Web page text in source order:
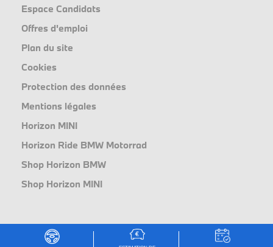
Espace Candidats
Offres d'emploi
Plan du site
Cookies
Protection des données
Mentions légales
Horizon MINI
Horizon Ride BMW Motorrad
Shop Horizon BMW
Shop Horizon MINI